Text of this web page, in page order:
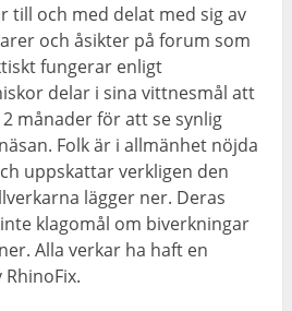
till och med delat med sig av
och åsikter på forum som
fungerar enligt
delar i sina vittnesmål att
månader för att se synlig
Folk är i allmänhet nöjda
uppskattar verkligen den
lägger ner. Deras
klagomål om biverkningar
Alla verkar ha haft en